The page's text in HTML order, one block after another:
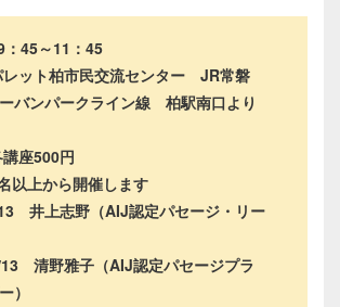
：45～11：45
ット柏市民交流センター JR常磐
バンパークライン線 柏駅南口より
座500円
上から開催します
井上志野（AIJ認定パセージ・リー
雅子（AIJ認定パセージプラ
）